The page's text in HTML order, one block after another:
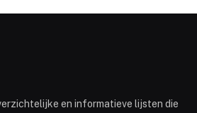
en informatieve lijsten die